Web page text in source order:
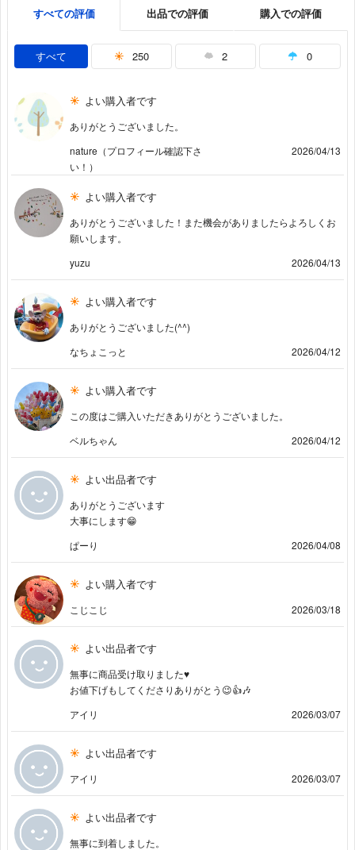
すべての評価 出品での評価 購入での評価
すべて 250 2 0
よい購入者です
ありがとうございました。
nature（プロフィール確認下さ
い！）
2026/04/13
よい購入者です
ありがとうございました！また機会がありましたらよろしくお
願いします。
yuzu
2026/04/13
よい購入者です
ありがとうございました(^^)
なちょこっと
2026/04/12
よい購入者です
この度はご購入いただきありがとうございました。
ベルちゃん
2026/04/12
よい出品者です
ありがとうございます
大事にします😁
ぱーり
2026/04/08
よい購入者です
こじこじ 2026/03/18
よい出品者です
無事に商品受け取りました♥
お値下げもしてくださりありがとう😉👍🎶
アイリ
2026/03/07
よい出品者です
アイリ 2026/03/07
よい出品者です
無事に到着しました。